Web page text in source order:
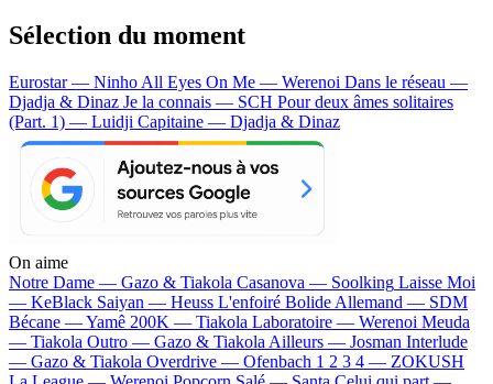
Sélection du moment
Eurostar — Ninho All Eyes On Me — Werenoi Dans le réseau —
Djadja & Dinaz Je la connais — SCH Pour deux âmes solitaires
(Part. 1) — Luidji Capitaine — Djadja & Dinaz
On aime
Notre Dame — Gazo & Tiakola Casanova — Soolking Laisse Moi
— KeBlack Saiyan — Heuss L'enfoiré Bolide Allemand — SDM
Bécane —Yamê 200K — Tiakola Laboratoire — Werenoi Meuda
— Tiakola Outro — Gazo & Tiakola Ailleurs — Josman Interlude
— Gazo & Tiakola Overdrive — Ofenbach 1 2 3 4 — ZOKUSH